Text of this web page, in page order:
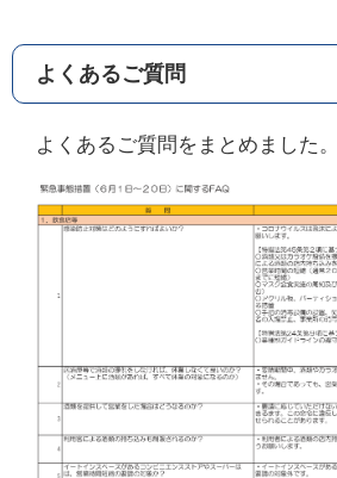
よくあるご質問
よくあるご質問をまとめました。